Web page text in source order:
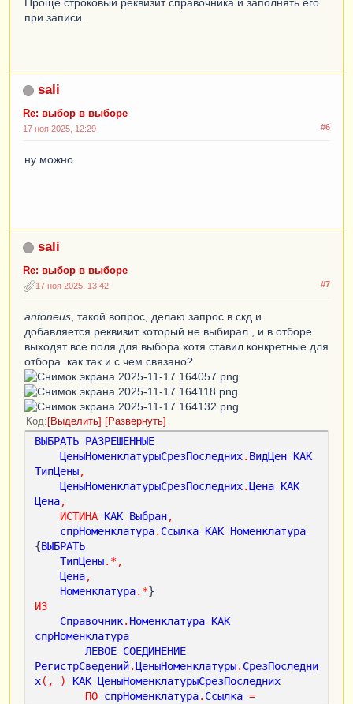
при записи.
sali
Re: выбор в выборе
#6
17 ноя 2025, 12:29
ну можно
sali
Re: выбор в выборе
#7
17 ноя 2025, 13:42
antoneus, такой вопрос, делаю запрос в скд и
добавляется реквизит который не выбирал , и в отборе
выходят все поля для выбора хотя ставил конкретные для
отбора. как так и с чем связано?
Код Выделить Развернуть
ВЫБРАТЬ РАЗРЕШЕННЫЕ
ЦеныНоменклатурыСрезПоследних. ВидЦен КАК
ТипЦены,
ЦеныНоменклатурыСрезПоследних.Цена КАК
Цена,
ИСТИНА КАК Выбран,
спрНоменклатура. Ссылка КАК Номенклатура
{ВЫБРАТЬ
ТипЦены.*,
Цена,
Номенклатура.*
ИЗ
Справочник. Номенклатура КАК
спрНоменклатура
ЛЕВОЕ СОЕДИНЕНИЕ
РегистрСведений.ЦеныНоменклатуры. СрезПоследни
х(, ) КАК ЦеныНоменклатурыСрезПоследних
ПО спрНоменклатура. Ссылка =